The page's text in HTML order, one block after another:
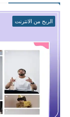
الربح من الانترنت